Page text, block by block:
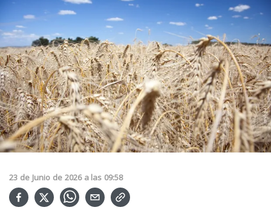
23 de Junio de 2026 a las 09:58